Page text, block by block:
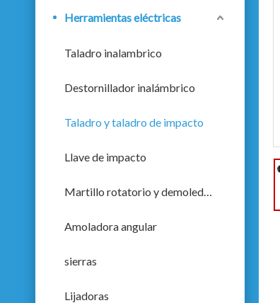
Herramientas eléctricas
Taladro inalambrico
Destornillador inalámbrico
Taladro y taladro de impacto
Llave de impacto
Martillo rotatorio y demoledor
Amoladora angular
sierras
Lijadoras